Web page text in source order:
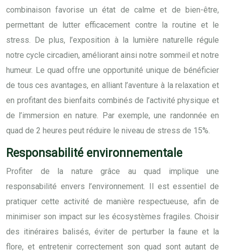
combinaison favorise un état de calme et de bien-être,
permettant de lutter efficacement contre la routine et le
stress. De plus, l’exposition à la lumière naturelle régule
notre cycle circadien, améliorant ainsi notre sommeil et notre
humeur. Le quad offre une opportunité unique de bénéficier
de tous ces avantages, en alliant l’aventure à la relaxation et
en profitant des bienfaits combinés de l’activité physique et
de l’immersion en nature. Par exemple, une randonnée en
quad de 2 heures peut réduire le niveau de stress de 15%.
Responsabilité environnementale
Profiter de la nature grâce au quad implique une
responsabilité envers l’environnement. Il est essentiel de
pratiquer cette activité de manière respectueuse, afin de
minimiser son impact sur les écosystèmes fragiles. Choisir
des itinéraires balisés, éviter de perturber la faune et la
flore, et entretenir correctement son quad sont autant de